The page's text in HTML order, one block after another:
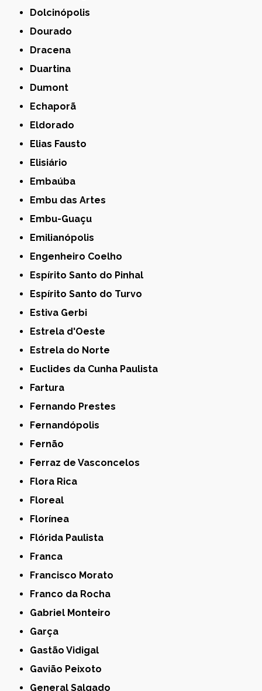
Dolcinópolis
Dourado
Dracena
Duartina
Dumont
Echaporã
Eldorado
Elias Fausto
Elisiário
Embaúba
Embu das Artes
Embu-Guaçu
Emilianópolis
Engenheiro Coelho
Espírito Santo do Pinhal
Espírito Santo do Turvo
Estiva Gerbi
Estrela d'Oeste
Estrela do Norte
Euclides da Cunha Paulista
Fartura
Fernando Prestes
Fernandópolis
Fernão
Ferraz de Vasconcelos
Flora Rica
Floreal
Florínea
Flórida Paulista
Franca
Francisco Morato
Franco da Rocha
Gabriel Monteiro
Garça
Gastão Vidigal
Gavião Peixoto
General Salgado